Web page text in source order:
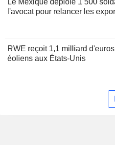
Le Mexique déploie 1 500
l'avocat pour relancer les
RWE reçoit 1,1 milliard
éoliens aux États-Unis